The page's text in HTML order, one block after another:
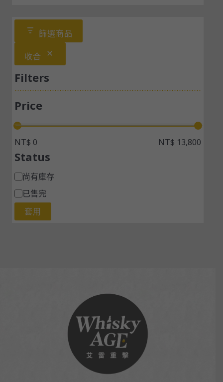
篩選商品
收合
Filters
Price
NT$ 0 NT$ 13,800
Status
尚有庫存
已售完
套用